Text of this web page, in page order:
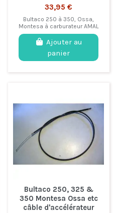
33,95 €
Bultaco 250 à 350, Ossa,
Montesa à carburateur AMAL
Ajouter au
panier
Bultaco 250, 325 &
350 Montesa Ossa etc
câble d'accélérateur